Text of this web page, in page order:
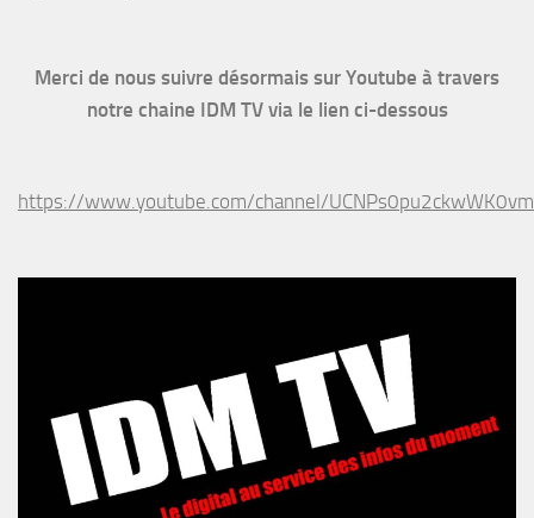
Merci de nous suivre désormais sur Youtube à travers
notre chaine IDM TV via le lien ci-dessous
https://www.youtube.com/channel/